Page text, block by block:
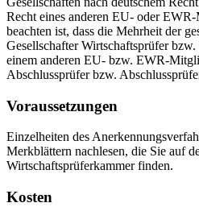
Recht eines anderen EU- oder
beachten ist, dass die Mehrheit der
Gesellschafter Wirtschaftsprüfer
einem anderen EU- bzw. EWR-
Abschlussprüfer bzw.
Voraussetzungen
Einzelheiten des
Merkblättern nachlesen, die Sie auf
Wirtschaftsprüferkammer finden.
Kosten